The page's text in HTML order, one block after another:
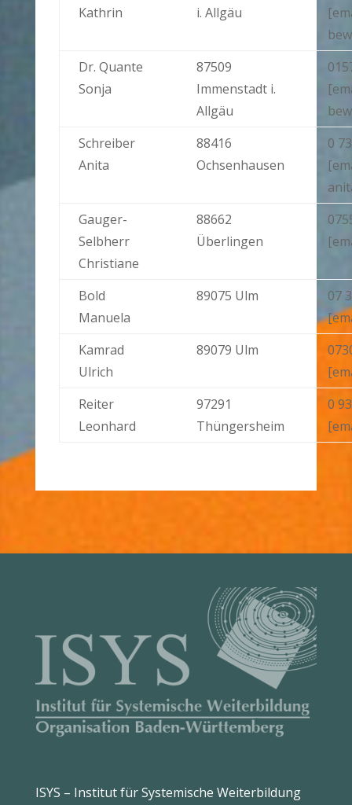
Kathrin
i. Allgäu
Dr. Quante
Sonja
87509
Immenstadt i.
Allgäu
Schreiber
Anita
88416
Ochsenhausen
0
Gauger-
Selbherr
Christiane
88662
Überlingen
Bold
Manuela
89075 Ulm
07
Kamrad
Ulrich
89079 Ulm
Reiter
Leonhard
97291
Thüngersheim
0
ISYS – Institut für Systemische Weiterbildung